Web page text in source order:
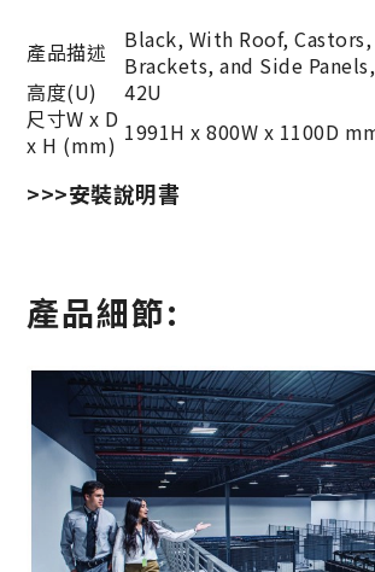
產品描述
Black, With Roof,
Brackets, and Side
高度(U)
42U
尺寸W x D
x H (mm) 1991H x 800W x 1100D
>>>安裝說明書
產品細節: